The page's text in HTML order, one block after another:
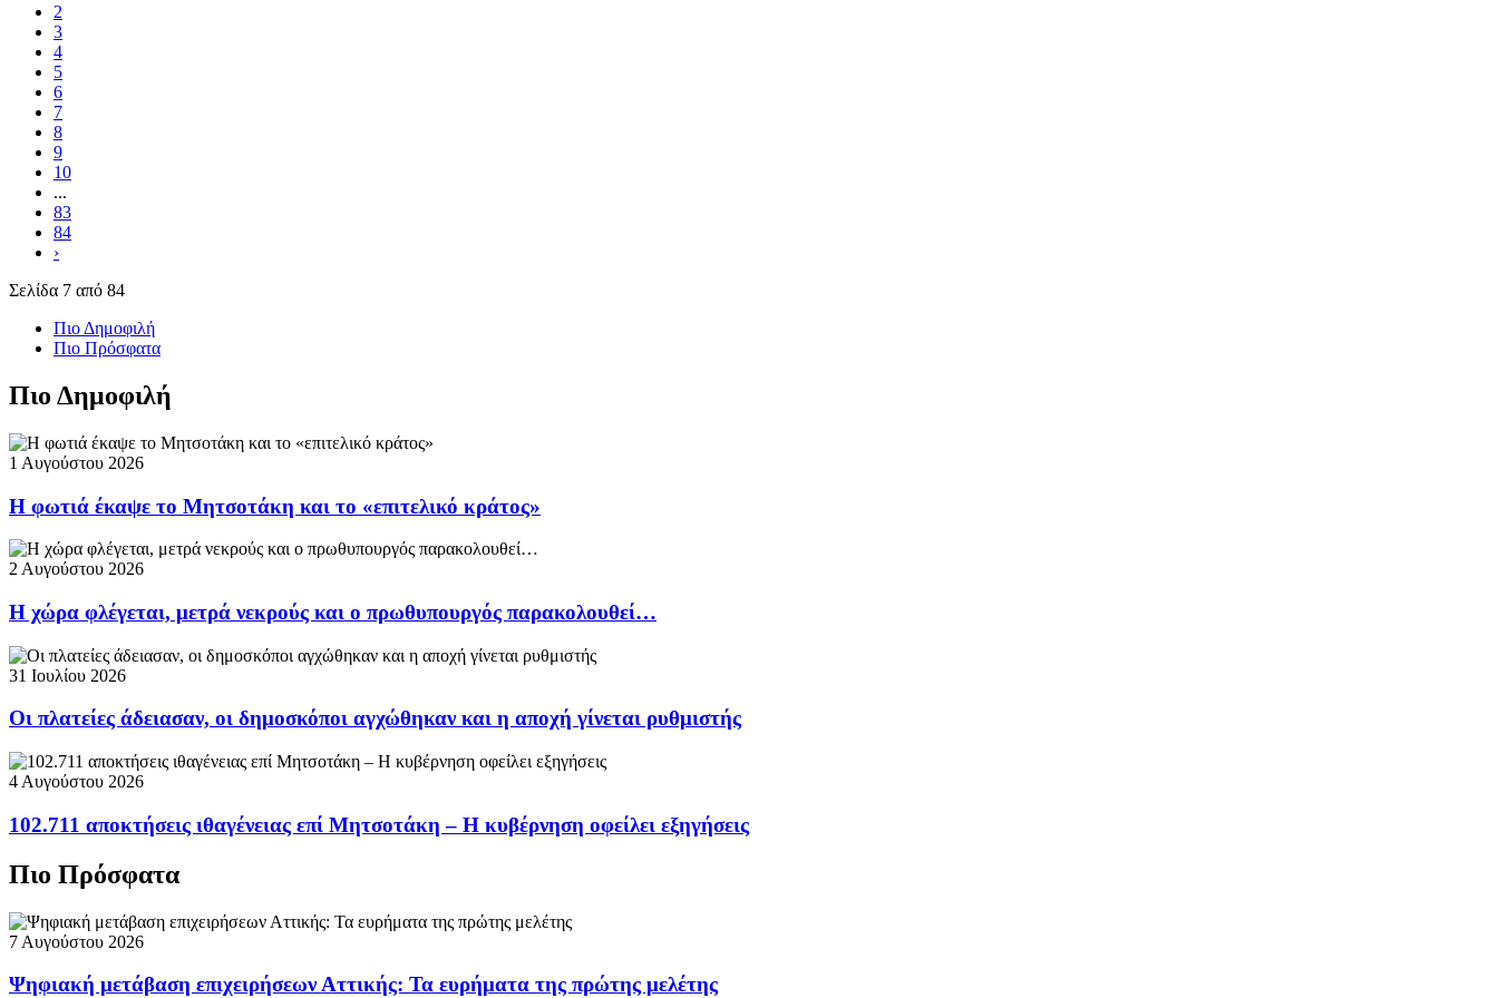
2
3
4
5
6
7
8
9
10
...
83
84
›
Σελίδα 7 από 84
Πιο Δημοφιλή
Πιο Πρόσφατα
Πιο Δημοφιλή
1 Αυγούστου 2026
Η φωτιά έκαψε το Μητσοτάκη και το «επιτελικό κράτος»
2 Αυγούστου 2026
Η χώρα φλέγεται, μετρά νεκρούς και ο πρωθυπουργός παρακολουθεί…
31 Ιουλίου 2026
Οι πλατείες άδειασαν, οι δημοσκόποι αγχώθηκαν και η αποχή γίνεται ρυθμιστής
4 Αυγούστου 2026
102.711 αποκτήσεις ιθαγένειας επί Μητσοτάκη – Η κυβέρνηση οφείλει εξηγήσεις
Πιο Πρόσφατα
7 Αυγούστου 2026
Ψηφιακή μετάβαση επιχειρήσεων Αττικής: Τα ευρήματα της πρώτης μελέτης